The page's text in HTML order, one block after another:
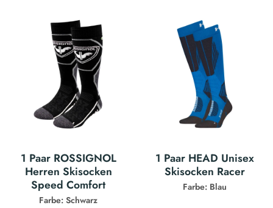
1 Paar ROSSIGNOL
Herren Skisocken
Speed Comfort
Farbe: Schwarz
1 Paar HEAD Unisex
Skisocken Racer
Farbe: Blau